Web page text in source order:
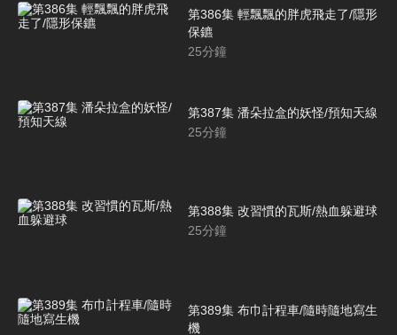
第386集 輕飄飄的胖虎飛走了/隱形
保鑣
25分鐘
第387集 潘朵拉盒的妖怪/預知天線
25分鐘
第388集 改習慣的瓦斯/熱血躲避球
25分鐘
第389集 布巾計程車/隨時隨地寫生
機